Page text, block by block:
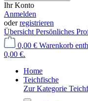
Ihr Konto
Anmelden
oderregistrieren
Übersicht Persönliches
0,00 € Warenkorb
0,00 €.
Home
Teichfische
Zur Kategorie